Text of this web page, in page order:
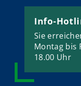
Info-
Sie
Montag bis
18.00 Uhr